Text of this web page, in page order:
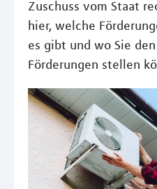
Zuschuss vom Staat
hier, welche
es gibt und wo Sie
Förderungen stellen